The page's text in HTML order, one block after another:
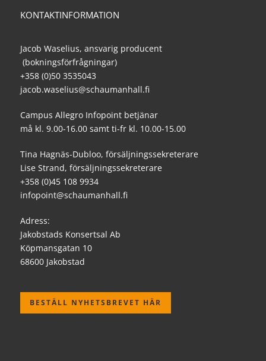
KONTAKTINFORMATION
Jacob Waselius, ansvarig producent
(bokningsförfrågningar)
+358 (0)50 3535043
jacob.waselius@schaumanhall.fi
Campus Allegro Infopoint betjänar
må kl. 9.00-16.00 samt ti-fr kl. 10.00-15.00
Tina Hagnäs-Dubloo, försäljningssekreterare
Lise Strand, försäljningssekreterare
+358 (0)45 108 9934
infopoint@schaumanhall.fi
Adress:
Jakobstads Konsertsal Ab
Köpmansgatan 10
68600 Jakobstad
BESTÄLL NYHETSBREVET HÄR